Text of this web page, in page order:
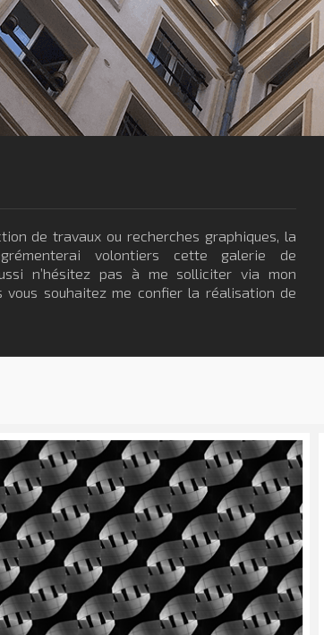
de travaux ou recherches graphiques, la
volontiers cette galerie de
n’hésitez pas à me solliciter via mon
souhaitez me confier la réalisation de